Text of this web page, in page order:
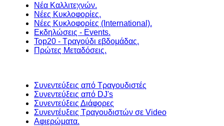
Νέα Καλλιτεχνών.
Νέες Κυκλοφορίες.
Νέες Κυκλοφορίες (International).
Εκδηλώσεις - Events.
Top20 - Τραγούδι εβδομάδας.
Πρώτες Μεταδόσεις.
Συνεντεύξεις από Τραγουδιστές
Συνεντεύξεις από DJ's
Συνεντεύξεις Διάφορες
Συνεντέυξεις Τραγουδιστών σε Video
Αφιερώματα.